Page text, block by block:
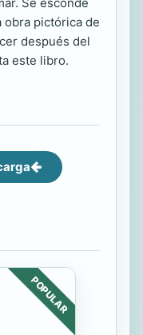
obra pictórica de
después del
este libro.
POPULAR